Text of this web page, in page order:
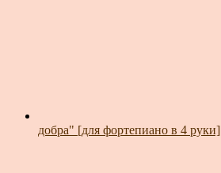
добра" [для фортепиано в 4 руки]